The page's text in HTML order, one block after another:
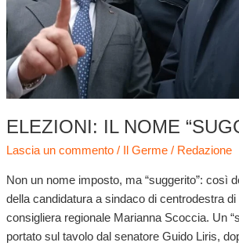
ELEZIONI: IL NOME
Lascia un commento / Il Germe/ Redazione
Non un nome imposto, ma “suggerito”: così
della candidatura a sindaco di centrodestra
consigliera regionale Marianna Scoccia. Un
portato sul tavolo dal senatore Guido Liris,